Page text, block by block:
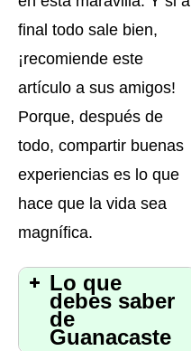
final todo sale bien,
¡recomiende este
artículo a sus amigos!
Porque, después de
todo, compartir buenas
experiencias es lo que
hace que la vida sea
magnífica.
Lo que
debes saber
de
Guanacaste